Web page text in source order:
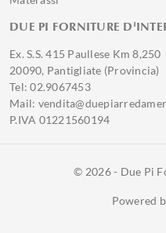
DUE PI FORNITURE
Ex. S.S. 415 Paullese Km 8,250
20090, Pantigliate (Provincia)
Tel: 02.9067453
Mail:
P.IVA 01221560194
© 2026 - Due Pi
Powered